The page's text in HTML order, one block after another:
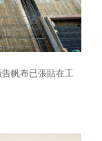
帆布已張貼在工